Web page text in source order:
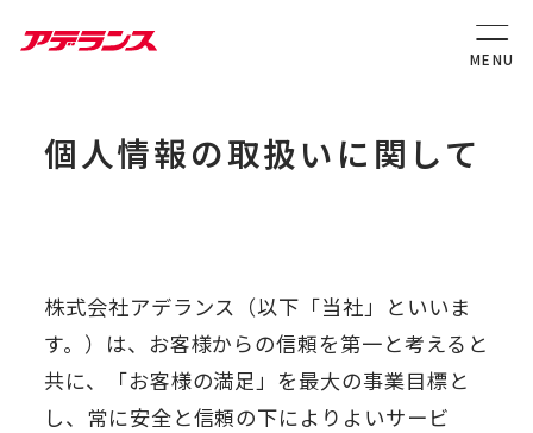
個人情報の取扱いに関して
株式会社アデランス（以下「当社」といいま
す。）は、お客様からの信頼を第一と考えると
共に、「お客様の満足」を最大の事業目標と
し、常に安全と信頼の下によりよいサービ